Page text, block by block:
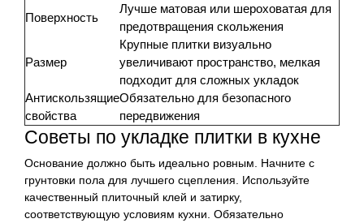
Поверхность
Лучше матовая или шероховатая для
предотвращения скольжения
Размер
Крупные плитки визуально
увеличивают пространство, мелкая
подходит для сложных укладок
Антискользящие
свойства
Обязательно для безопасного
передвижения
Советы по укладке плитки в кухне
Основание должно быть идеально ровным. Начните с
грунтовки пола для лучшего сцепления. Используйте
качественный плиточный клей и затирку,
соответствующую условиям кухни. Обязательно